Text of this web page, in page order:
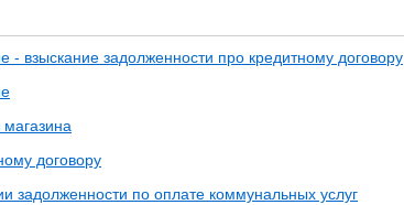
- взыскание задолженности про кредитному договору
договору
задолженности по оплате коммунальных услуг